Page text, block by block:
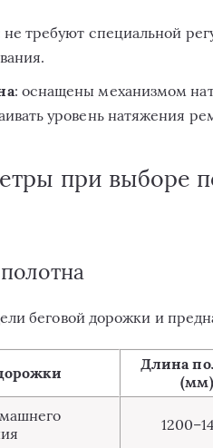
не требуют специальной
: оснащены механизмом
уровень натяжения
при выборе
беговой дорожки и
Длина
(мм)